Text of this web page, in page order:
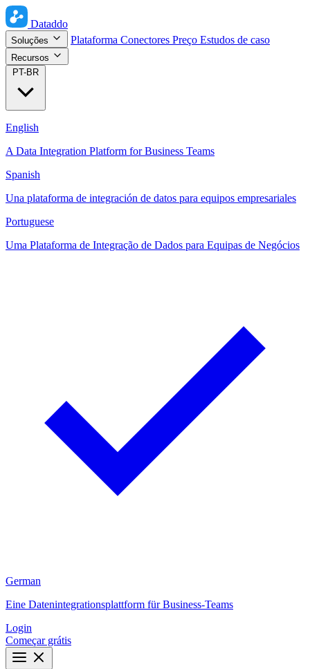
Dataddo
Soluções Plataforma Conectores Preço Estudos de caso
Recursos
PT-BR
English
A Data Integration Platform for Business Teams
Spanish
Una plataforma de integración de datos para equipos empresariales
Portuguese
Uma Plataforma de Integração de Dados para Equipas de Negócios
German
Eine Datenintegrationsplattform für Business-Teams
Login
Começar grátis